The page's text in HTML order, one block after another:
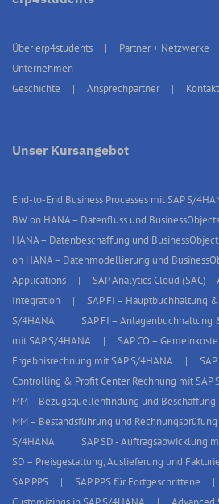
Über erp4students Partner + Netzwerke
Unternehmen
Geschichte
Ansprechpartner Kontakt
Unser Kursangebot
End-to-End Business Processes mit SAP S/
BW on HANA – Datenfluss und
HANA – Datenbeschaffung und
on HANA – Datenmodellierung und
Applications
SAP Analytics Cloud (SAC)
Integration
SAP FI – Hauptbuchhaltung
S/4HANA
SAP FI –
mit SAP S/4HANA
SAP CO –
Ergebnisrechnung mit SAP S/4HANA
Controlling & Profit Center Rechnung mit SAP
MM – Bezugsquellenfindung und Beschaffung
MM – Bestandsführung und Rechnungsprüfung
S/4HANA
SAP SD - Auftragsabwicklung
SD – Preisgestaltung, Auslieferung und
SAP PPS
SAP PPS für Fortgeschrittene